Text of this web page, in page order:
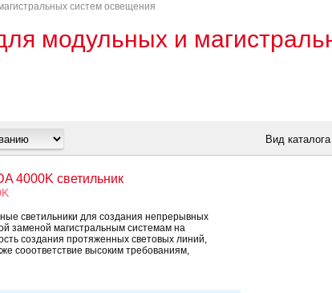
систем освещения
модульных и
Вид каталога
4000K светильник
светильники для создания непрерывных
заменой магистральным системам на
создания протяженных световых линий,
сооответствие высоким требованиям,